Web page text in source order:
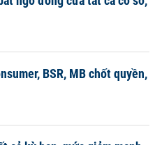
BSR, MB chốt quyền,